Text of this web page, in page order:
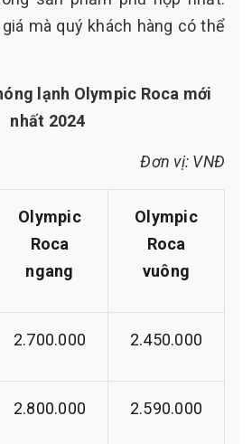
mà quý khách hàng có thể
lạnh Olympic Roca mới
nhất 2024
Đơn vị: VNĐ
Olympic
Roca
ngang
Olympic
Roca
vuông
2.700.000 2.450.000
2.800.000 2.590.000